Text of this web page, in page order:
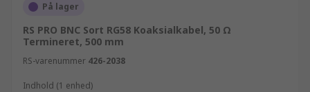
På lager
RS PRO BNC Sort RG58 Koaksialkabel, 50 Ω
Termineret, 500 mm
RS-varenummer 426-2038
Indhold (1 enhed)